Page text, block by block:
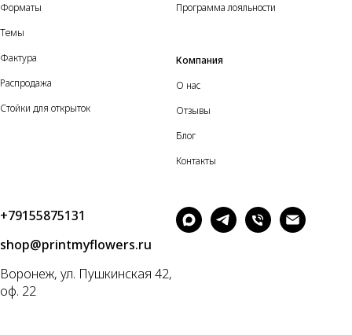
Форматы
Темы
Фактура
Распродажа
Стойки для открыток
Программа лояльности
Компания
О нас
Отзывы
Блог
Контакты
+79155875131
shop@printmyflowers.ru
Воронеж, ул. Пушкинская 42,
оф. 22